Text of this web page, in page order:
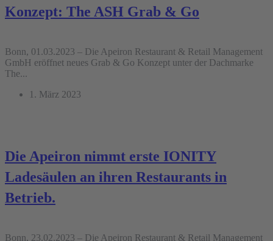
Konzept: The ASH Grab & Go
Bonn, 01.03.2023 – Die Apeiron Restaurant & Retail Management
GmbH eröffnet neues Grab & Go Konzept unter der Dachmarke
The...
1. März 2023
Die Apeiron nimmt erste IONITY
Ladesäulen an ihren Restaurants in
Betrieb.
Bonn, 23.02.2023 – Die Apeiron Restaurant & Retail Management